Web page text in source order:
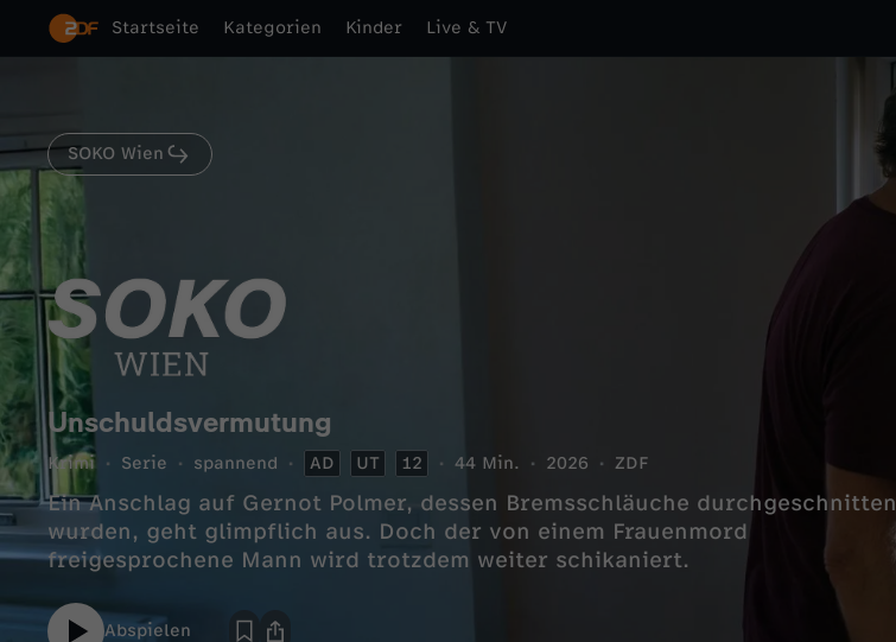
Startseite Kategorien Kinder Live & TV
SOKO Wien
Unschuldsvermutung
Krimi Serie spannend AD UT 12 44 Min. 2026 ZDF
Ein Anschlag auf Gernot Polmer, dessen Bremsschläuche durchgeschnitten
wurden, geht glimpflich aus. Doch der von einem Frauenmord
freigesprochene Mann wird trotzdem weiter schikaniert.
Abspielen